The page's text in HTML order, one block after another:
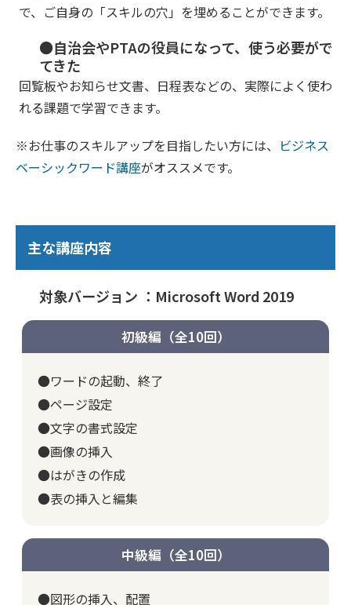
で、ご自身の「スキルの穴」を埋めることができます。
●自治会やPTAの役員になって、使う必要がで
てきた
回覧板やお知らせ文書、日程表などの、実際によく使わ
れる課題で学習できます。
※お仕事のスキルアップを目指したい方には、 ビジネス
ベーシックワード講座がオススメです。
主な講座内容
対象バージョン ：Microsoft Word 2019
初級編（全10回）
●ワードの起動、終了
●ページ設定
●文字の書式設定
●画像の挿入
●はがきの作成
●表の挿入と編集
中級編（全10回）
●図形の挿入、配置